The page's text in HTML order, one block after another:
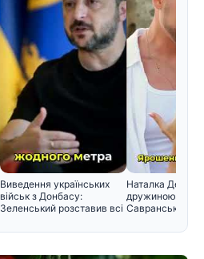
Виведення українських
військ з Донбасу:
Зеленський розставив всі
Наталка
дружиною Юрія
Савранського